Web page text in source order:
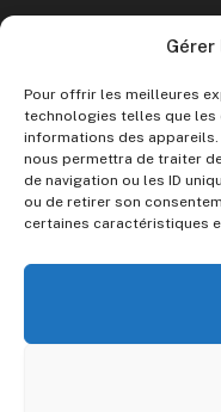
Pour offrir les meilleures
technologies telles que les
informations des
nous permettra de traiter
de navigation ou les ID
ou de retirer son
certaines caractéristiques
CONVERTISSEUR
Le site ne fournit aucun
Toute décision
© 2026 Guide